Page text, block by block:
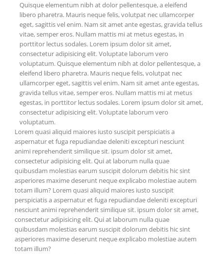
Quisque elementum nibh at dolor pellentesque, a eleifend
libero pharetra. Mauris neque felis, volutpat nec ullamcorper
eget, sagittis vel enim. Nam sit amet ante egestas, gravida tellus
vitae, semper eros. Nullam mattis mi at metus egestas, in
porttitor lectus sodales. Lorem ipsum dolor sit amet,
consectetur adipisicing elit. Voluptate laborum vero
voluptatum. Quisque elementum nibh at dolor pellentesque, a
eleifend libero pharetra. Mauris neque felis, volutpat nec
ullamcorper eget, sagittis vel enim. Nam sit amet ante egestas,
gravida tellus vitae, semper eros. Nullam mattis mi at metus
egestas, in porttitor lectus sodales. Lorem ipsum dolor sit amet,
consectetur adipisicing elit. Voluptate laborum vero
voluptatum.
Lorem quasi aliquid maiores iusto suscipit perspiciatis a
aspernatur et fuga repudiandae deleniti excepturi nesciunt
animi reprehenderit similique sit. ipsum dolor sit amet,
consectetur adipisicing elit. Qui at laborum nulla quae
quibusdam molestias earum suscipit dolorum debitis hic sint
asperiores maxime deserunt neque explicabo molestiae autem
totam illum? Lorem quasi aliquid maiores iusto suscipit
perspiciatis a aspernatur et fuga repudiandae deleniti excepturi
nesciunt animi reprehenderit similique sit. ipsum dolor sit amet,
consectetur adipisicing elit. Qui at laborum nulla quae
quibusdam molestias earum suscipit dolorum debitis hic sint
asperiores maxime deserunt neque explicabo molestiae autem
totam illum?